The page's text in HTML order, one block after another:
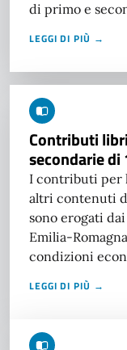
di primo e
LEGGI DI PIÙ →
Contributi
secondarie di
I contributi per
altri contenuti
sono erogati
Emilia-
condizioni
LEGGI DI PIÙ →